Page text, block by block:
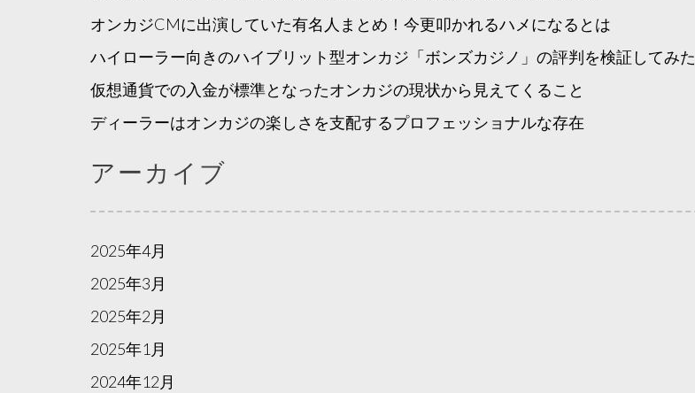
オンカジCMに出演していた有名人まとめ！今更叩かれるハメになるとは
ハイローラー向きのハイブリット型オンカジ「ボンズカジノ」の評判を検証してみた
仮想通貨での入金が標準となったオンカジの現状から見えてくること
ディーラーはオンカジの楽しさを支配するプロフェッショナルな存在
アーカイブ
2025年4月
2025年3月
2025年2月
2025年1月
2024年12月